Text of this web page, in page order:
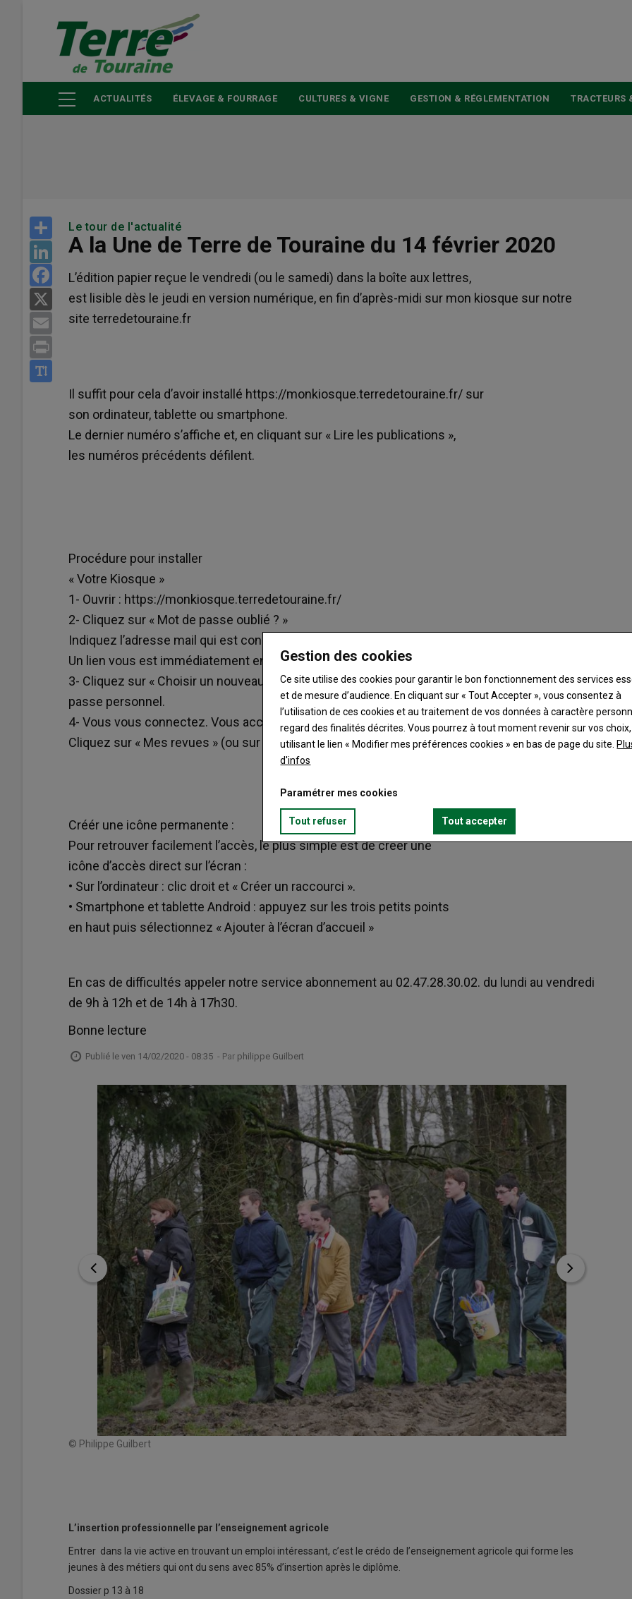
principal
ACTUALITÉS ÉLEVAGE & FOURRAGE CULTURES & VIGNE GESTION & RÉGLEMENTATION TRACTEURS
Share
LinkedIn
Facebook
Email
Le tour de l'actualité
A la Une de Terre de Touraine du 14 février 2020
L’édition papier reçue le vendredi (ou le samedi) dans la boîte aux lettres,
est lisible dès le jeudi en version numérique, en fin d’après-midi sur mon kiosque sur notre
site terredetouraine.fr
Il suffit pour cela d’avoir installé https://monkiosque.terredetouraine.fr/ sur
son ordinateur, tablette ou smartphone.
Le dernier numéro s’affiche et, en cliquant sur « Lire les publications »,
les numéros précédents défilent.
Procédure pour installer
« Votre Kiosque »
1- Ouvrir : https://monkiosque.terredetouraine.fr/
2- Cliquez sur « Mot de passe oublié ? »
Indiquez l’adresse mail qui est connue de Terre de Touraine (1) et validez.
Un lien vous est immédiatement envoyé.
3- Cliquez sur « Choisir un nouveau mot de passe » et créez votre mot de
passe personnel.
4- Vous vous connectez. Vous accédez au site.
Cliquez sur « Mes revues » (ou sur le logo)
Créér une icône permanente :
Pour retrouver facilement l’accès, le plus simple est de créer une
icône d’accès direct sur l’écran :
• Sur l’ordinateur : clic droit et « Créer un raccourci ».
• Smartphone et tablette Android : appuyez sur les trois petits points
en haut puis sélectionnez « Ajouter à l’écran d’accueil »
En cas de difficultés appeler notre service abonnement au 02.47.28.30.02. du lundi au vendredi
de 9h à 12h et de 14h à 17h30.
Bonne lecture
Publié le ven 14/02/2020 - 08:35 - Par philippe Guilbert
© Philippe Guilbert
L’insertion professionnelle par l’enseignement agricole
Entrer dans la vie active en trouvant un emploi intéressant, c’est le crédo de l’enseignement agricole qui forme les
jeunes à des métiers qui ont du sens avec 85% d’insertion après le diplôme.
Dossier p 13 à 18
Gestion des cookies
Ce site utilise des cookies pour garantir le bon fonctionnement des services
et de mesure d’audience. En cliquant sur « Tout Accepter », vous consentez à
l’utilisation de ces cookies et au traitement de vos données à caractère
regard des finalités décrites. Vous pourrez à tout moment revenir sur vos
utilisant le lien « Modifier mes préférences cookies » en bas de page du site.
d'infos
Paramétrer mes cookies
Tout refuser Tout accepter